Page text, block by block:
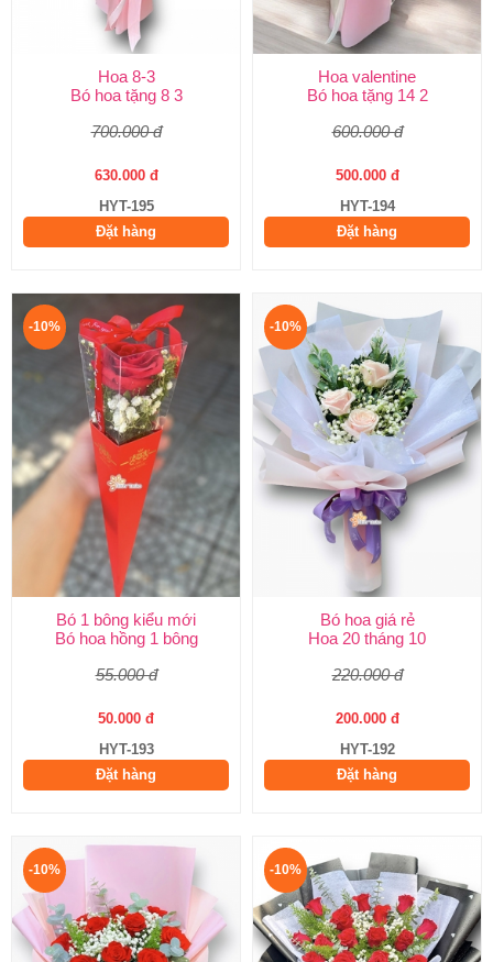
Hoa 8-3
Bó hoa tặng 8 3
700.000 đ
630.000 đ
HYT-195
Đặt hàng
Hoa valentine
Bó hoa tặng 14 2
600.000 đ
500.000 đ
HYT-194
Đặt hàng
-10%
Bó 1 bông kiểu mới
Bó hoa hồng 1 bông
55.000 đ
50.000 đ
HYT-193
Đặt hàng
-10%
Bó hoa giá rẻ
Hoa 20 tháng 10
220.000 đ
200.000 đ
HYT-192
Đặt hàng
-10% -10%